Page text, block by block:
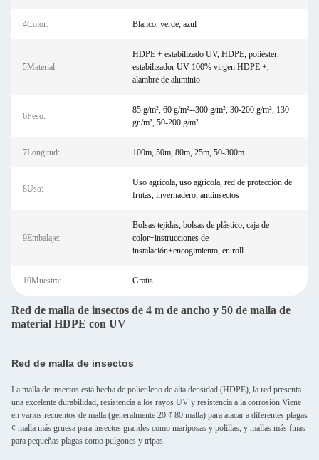
4Color: Blanco, verde, azul
5Material:
HDPE + estabilizado UV, HDPE, poliéster,
estabilizador UV 100% virgen HDPE +,
alambre de aluminio
6Peso:
85 g/m², 60 g/m²--300 g/m², 30-200 g/m², 130
gr./m², 50-200 g/m²
7Longitud: 100m, 50m, 80m, 25m, 50-300m
8Uso:
Uso agrícola, uso agrícola, red de protección de
frutas, invernadero, antiinsectos
9Embalaje:
Bolsas tejidas, bolsas de plástico, caja de
color+instrucciones de
instalación+encogimiento, en roll
10Muestra: Gratis
Red de malla de insectos de 4 m de ancho y 50 de malla de
material HDPE con UV
Red de malla de insectos
La malla de insectos está hecha de polietileno de alta densidad (HDPE), la red presenta
una excelente durabilidad, resistencia a los rayos UV y resistencia a la corrosión.Viene
en varios recuentos de malla (generalmente 20 ¢ 80 malla) para atacar a diferentes plagas
¢ malla más gruesa para insectos grandes como mariposas y polillas, y mallas más finas
para pequeñas plagas como pulgones y tripas.